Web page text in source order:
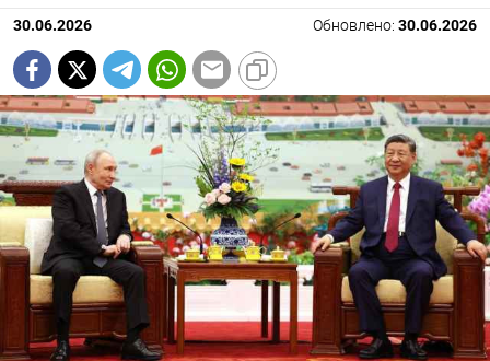
30.06.2026 Обновлено: 30.06.2026